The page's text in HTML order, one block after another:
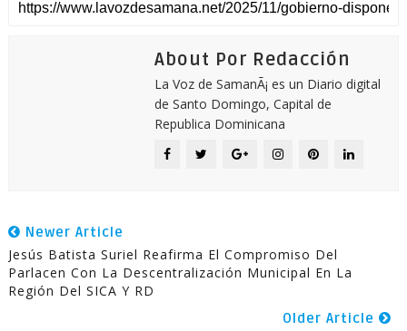
About Por Redacción
La Voz de SamanÃ¡ es un Diario digital
de Santo Domingo, Capital de
Republica Dominicana
Newer Article
Jesús Batista Suriel Reafirma El Compromiso Del
Parlacen Con La Descentralización Municipal En La
Región Del SICA Y RD
Older Article